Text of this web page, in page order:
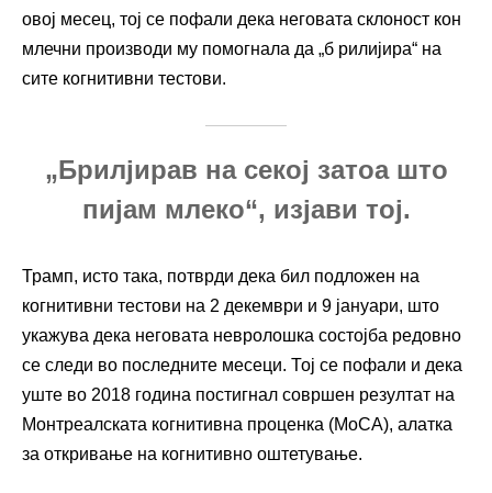
овој месец, тој се пофали дека неговата склоност кон
млечни производи му помогнала да „б рилијира“ на
сите когнитивни тестови.
„Брилјирав на секој затоа што
пијам млеко“, изјави тој.
Трамп, исто така, потврди дека бил подложен на
когнитивни тестови на 2 декември и 9 јануари, што
укажува дека неговата невролошка состојба редовно
се следи во последните месеци. Тој се пофали и дека
уште во 2018 година постигнал совршен резултат на
Монтреалската когнитивна проценка (MoCA), алатка
за откривање на когнитивно оштетување.